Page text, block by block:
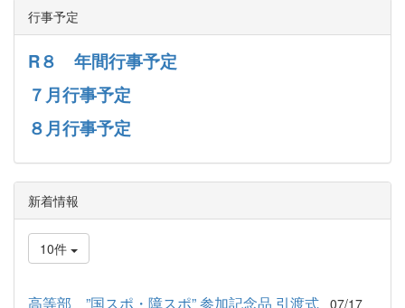
行事予定
R８ 年間行事予定
７月行事予定
８月行事予定
新着情報
10件
高等部 ”国スポ・障スポ” 参加記念品 引渡式 07/17